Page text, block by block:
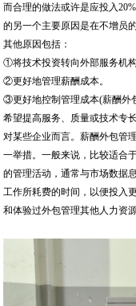
而合理的做法或许是应投入
的另一个主要原因是在不增员
其他原因包括：
①将技术投资转向外部服务机构
②更好地管理薪酬成本。
③更好地控制管理成本(薪酬外
希望提高服务、质量或技术专
对某些企业而言。薪酬外包管
一举措。一般来说，比较适合
的管理活动，通常与市场数据
工作所耗费的时间，以便投入
和体验过外包管理其他人力资源